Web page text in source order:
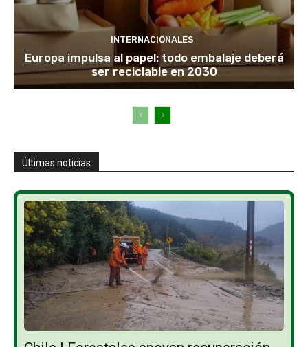
INTERNACIONALES
Europa impulsa al papel: todo embalaje deberá
ser reciclable en 2030
Últimas noticias